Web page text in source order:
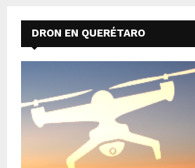
DRON EN QUERÉTARO